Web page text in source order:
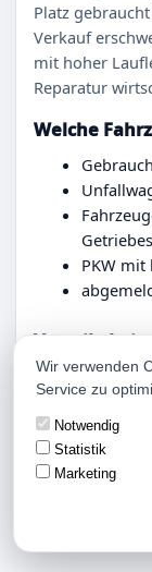
Platz
Verkauf
mit hoher
Reparatur
Welche
PKW
Vorteile
Ein Vorteil ist
Rückmeldung
müssen keine
fremden
Wir verwenden
Service zu
Notwendig
Statistik
Marketing